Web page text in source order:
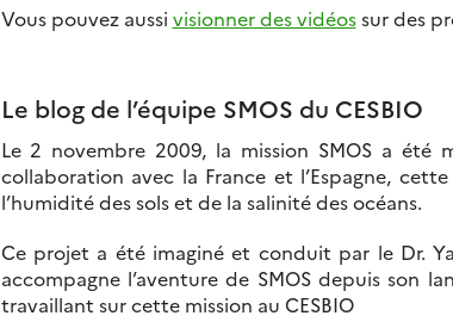
Vous pouvez aussi visionner des vidéossur des
Le blog de l’équipe SMOS du CESBIO
Le 2 novembre 2009, la mission SMOS a été
collaboration avec la France et l’Espagne,
l’humidité des sols et de la salinité des océans.
Ce projet a été imaginé et conduit par le Dr.
accompagne l’aventure de SMOS depuis son
travaillant sur cette mission au CESBIO